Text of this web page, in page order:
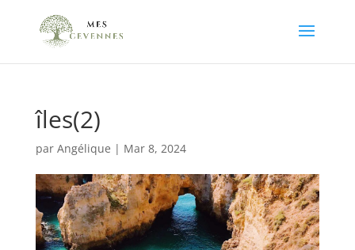
îles(2)
par Angélique | Mar 8, 2024